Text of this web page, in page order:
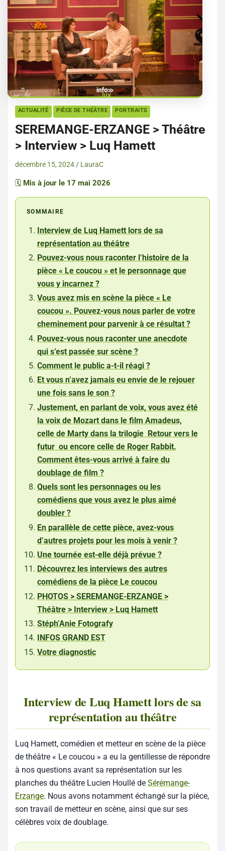
ACTUALITÉ PIÈCE DE THÉÂTRE PORTRAITS
SEREMANGE-ERZANGE > Théâtre
> Interview > Luq Hamett
décembre 15, 2024 LauraC
🗓️ Mis à jour le 17 mai 2026
SOMMAIRE
Interview de Luq Hamett lors de sa
représentation au théâtre
Pouvez-vous nous raconter l’histoire de la
pièce « Le coucou » et le personnage que
vous y incarnez ?
Vous avez mis en scène la pièce « Le
coucou ». Pouvez-vous nous parler de votre
cheminement pour parvenir à ce résultat ?
Pouvez-vous nous raconter une anecdote
qui s’est passée sur scène ?
Comment le public a-t-il réagi ?
Et vous n’avez jamais eu envie de le rejouer
une fois sans le son ?
Justement, en parlant de voix, vous avez été
la voix de Mozart dans le film Amadeus,
celle de Marty dans la trilogie Retour vers le
futur ou encore celle de Roger Rabbit.
Comment êtes-vous arrivé à faire du
doublage de film ?
Quels sont les personnages ou les
comédiens que vous avez le plus aimé
doubler ?
En parallèle de cette pièce, avez-vous
d’autres projets pour les mois à venir ?
Une tournée est-elle déjà prévue ?
Découvrez les interviews des autres
comédiens de la pièce Le coucou
PHOTOS > SEREMANGE-ERZANGE >
Théâtre > Interview > Luq Hamett
Stéph’Anie Fotografy
INFOS GRAND EST
Votre diagnostic
Interview de Luq Hamett lors de sa
représentation au théâtre
Luq Hamett, comédien et metteur en scène de la pièce
de théâtre « Le coucou » a eu la gentillesse de répondre
à nos questions avant sa représentation sur les
planches du théâtre Lucien Houllé de Sérémange-
Erzange. Nous avons notamment échangé sur la pièce,
son travail de metteur en scène, ainsi que sur ses
célèbres voix de doublage.